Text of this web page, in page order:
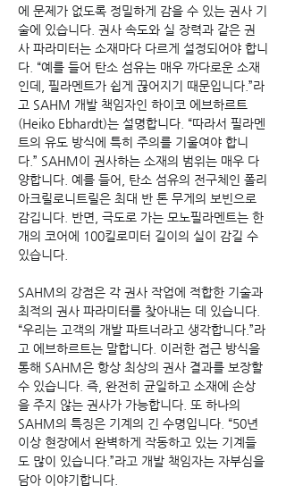
에 문제가 없도록 정밀하게 감을 수 있는 권사 기
술에 있습니다. 권사 속도와 실 장력과 같은 권
사 파라미터는 소재마다 다르게 설정되어야 합니
다. “예를 들어 탄소 섬유는 매우 까다로운 소재
인데, 필라멘트가 쉽게 끊어지기 때문입니다.”라
고 SAHM 개발 책임자인 하이코 에브하르트
(Heiko Ebhardt)는 설명합니다. “따라서 필라멘
트의 유도 방식에 특히 주의를 기울여야 합니
다.” SAHM이 권사하는 소재의 범위는 매우 다
양합니다. 예를 들어, 탄소 섬유의 전구체인 폴리
아크릴로니트릴은 최대 반 톤 무게의 보빈으로
감깁니다. 반면, 극도로 가는 모노필라멘트는 한
개의 코어에 100킬로미터 길이의 실이 감길 수
있습니다.
SAHM의 강점은 각 권사 작업에 적합한 기술과
최적의 권사 파라미터를 찾아내는 데 있습니다.
“우리는 고객의 개발 파트너라고 생각합니다.”라
고 에브하르트는 말합니다. 이러한 접근 방식을
통해 SAHM은 항상 최상의 권사 결과를 보장할
수 있습니다. 즉, 완전히 균일하고 소재에 손상
을 주지 않는 권사가 가능합니다. 또 하나의
SAHM의 특징은 기계의 긴 수명입니다. “50년
이상 현장에서 완벽하게 작동하고 있는 기계들
도 많이 있습니다.”라고 개발 책임자는 자부심을
담아 이야기합니다.